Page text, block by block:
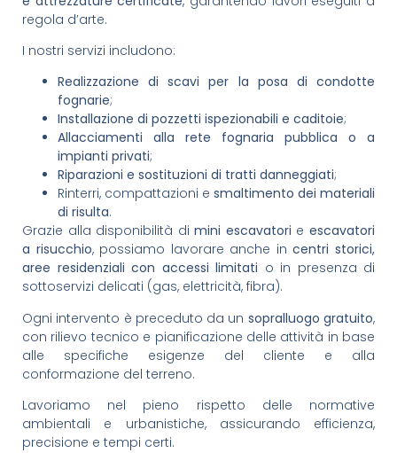
regola d’arte.
I nostri servizi includono:
Realizzazione di scavi per la posa di condotte
fognarie;
Installazione di pozzetti ispezionabili e caditoie;
Allacciamenti alla rete fognaria pubblica o a
impianti privati;
Riparazioni e sostituzioni di tratti danneggiati;
Rinterri, compattazioni e smaltimento dei materiali
di risulta.
Grazie alla disponibilità dimini escavatori eescavatori
a risucchio, possiamo lavorare anche incentri storici,
aree residenziali con accessi limitati o in presenza di
sottoservizi delicati (gas, elettricità, fibra).
Ogni intervento è preceduto da un sopralluogo gratuito,
con rilievo tecnico e pianificazione delle attività in base
alle specifiche esigenze del cliente e alla
conformazione del terreno.
Lavoriamo nel pieno rispetto delle normative
ambientali e urbanistiche, assicurando efficienza,
precisione e tempi certi.